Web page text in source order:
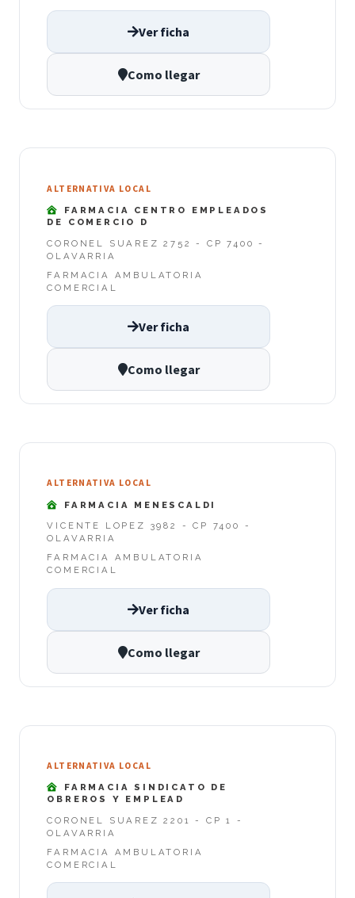
Ver ficha
Como llegar
ALTERNATIVA LOCAL
FARMACIA CENTRO EMPLEADOS
DE COMERCIO D
CORONEL SUAREZ 2752 - CP 7400 -
OLAVARRIA
FARMACIA AMBULATORIA
COMERCIAL
Ver ficha
Como llegar
ALTERNATIVA LOCAL
FARMACIA MENESCALDI
VICENTE LOPEZ 3982 - CP 7400 -
OLAVARRIA
FARMACIA AMBULATORIA
COMERCIAL
Ver ficha
Como llegar
ALTERNATIVA LOCAL
FARMACIA SINDICATO DE
OBREROS Y EMPLEAD
CORONEL SUAREZ 2201 - CP 1 -
OLAVARRIA
FARMACIA AMBULATORIA
COMERCIAL